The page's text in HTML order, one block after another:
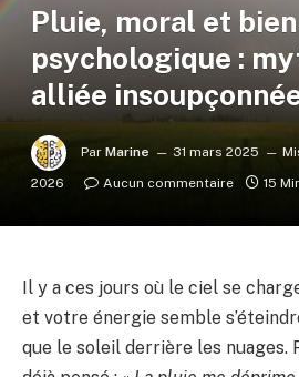
Pluie, moral et
psychologique :
alliée
Par Marine 31 mars 2025
2026
Aucun commentaire 15
Il y a ces jours où le ciel se
et votre énergie semble
que le soleil derrière les nuages.